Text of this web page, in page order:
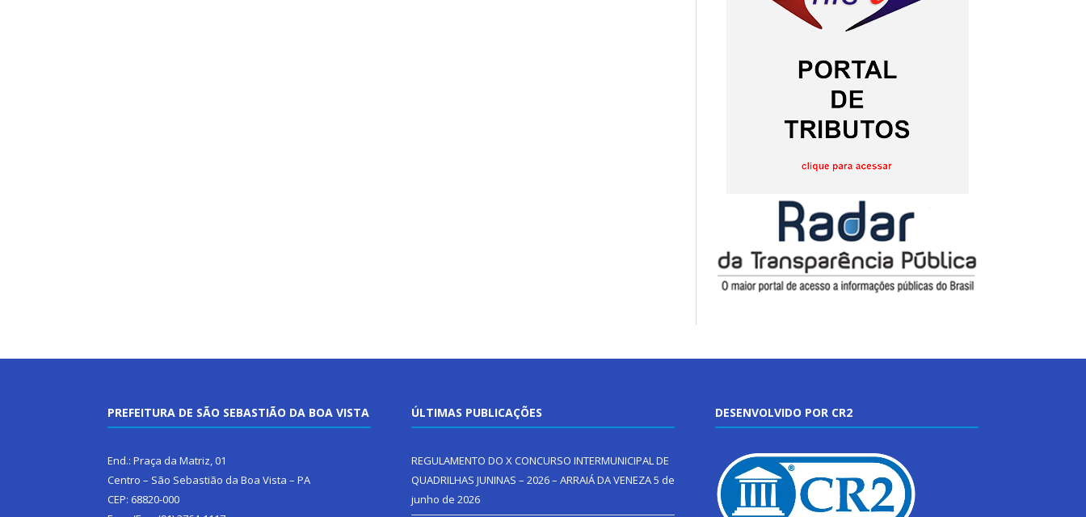
PREFEITURA DE SÃO SEBASTIÃO DA BOA VISTA
End.: Praça da Matriz, 01
Centro – São Sebastião da Boa Vista – PA
CEP: 68820-000
ÚLTIMAS PUBLICAÇÕES
REGULAMENTO DO X CONCURSO INTERMUNICIPAL DE
QUADRILHAS JUNINAS – 2026 – ARRAIÁ DA VENEZA5 de
junho de 2026
DESENVOLVIDO POR CR2